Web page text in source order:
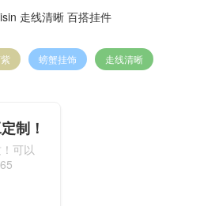
走线清晰 百搭挂件
螃蟹挂饰 走线清晰
制！
可以